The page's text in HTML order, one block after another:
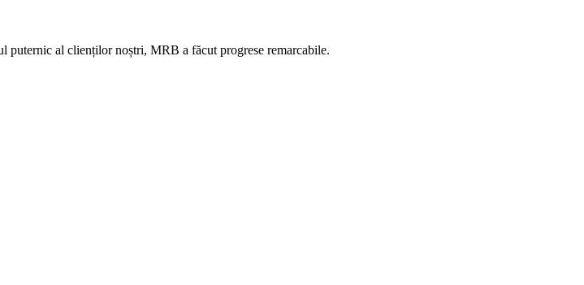
puternic al clienților noștri, MRB a făcut progrese remarcabile.